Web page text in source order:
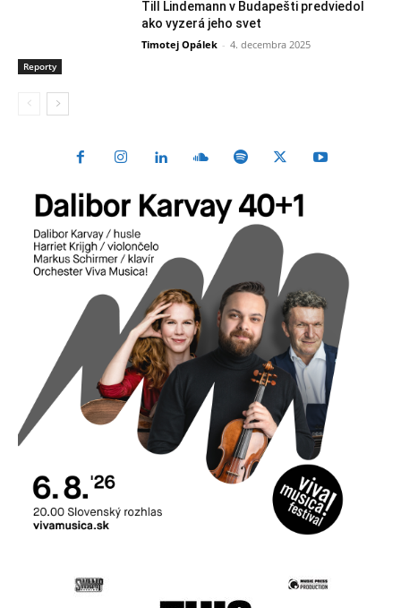
Reporty
Till Lindemann v Budapešti predviedol
ako vyzerá jeho svet
Timotej Opálek - 4. decembra 2025